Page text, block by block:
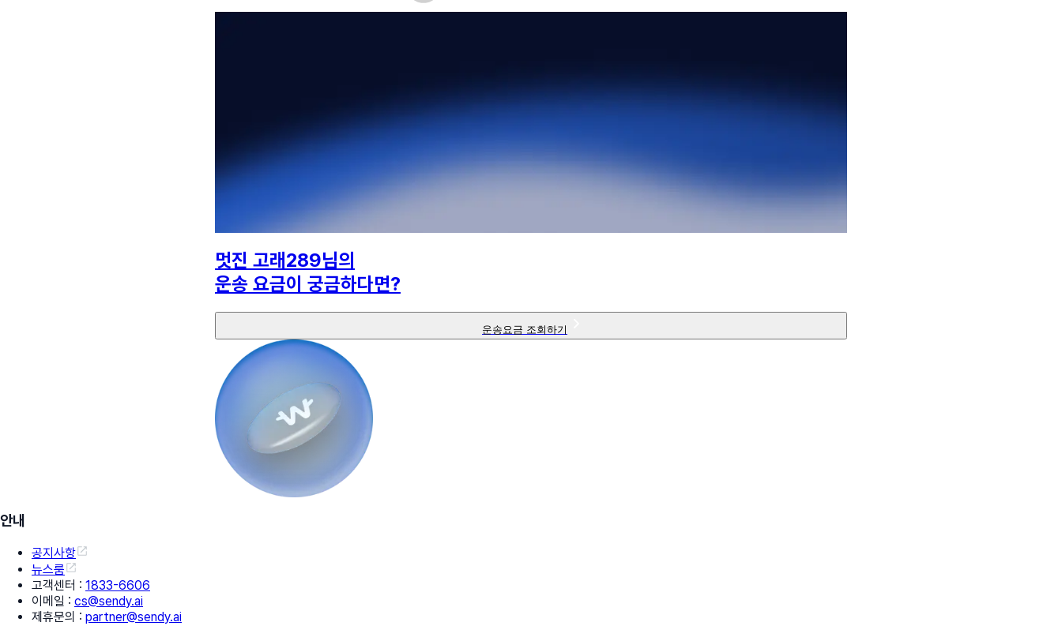
멋진 고래289님의
운송 요금이 궁금하다면?
운송요금 조회하기
안내
공지사항
뉴스룸
고객센터 : 1833-6606
이메일 : cs@sendy.ai
제휴문의 : partner@sendy.ai